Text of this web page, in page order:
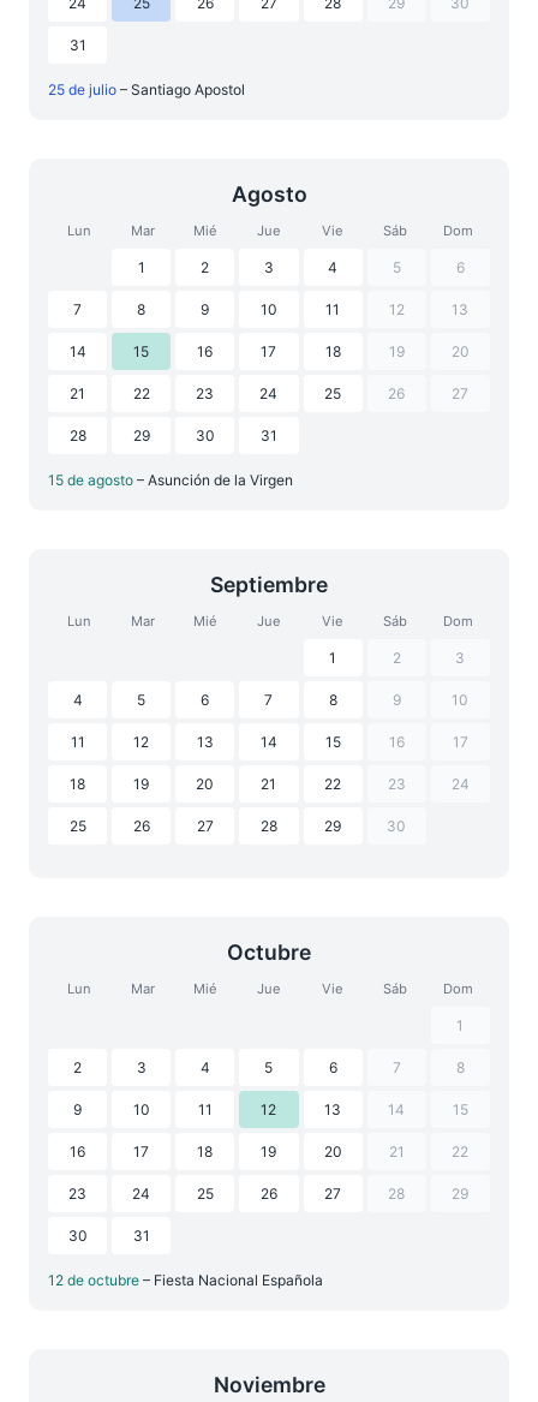
31
25 de julio – Santiago Apostol
Agosto
Lun Mar Mié Jue Vie Sáb Dom
1 2 3 4 5 6
7 8 9 10 11 12 13
14 15 16 17 18 19 20
21 22 23 24 25 26 27
28 29 30 31
15 de agosto – Asunción de la Virgen
Septiembre
Lun Mar Mié Jue Vie Sáb Dom
1 2 3
4 5 6 7 8 9 10
11 12 13 14 15 16 17
18 19 20 21 22 23 24
25 26 27 28 29 30
Octubre
Lun Mar Mié Jue Vie Sáb Dom
1
2 3 4 5 6 7 8
9 10 11 12 13 14 15
16 17 18 19 20 21 22
23 24 25 26 27 28 29
30 31
12 de octubre – Fiesta Nacional Española
Noviembre